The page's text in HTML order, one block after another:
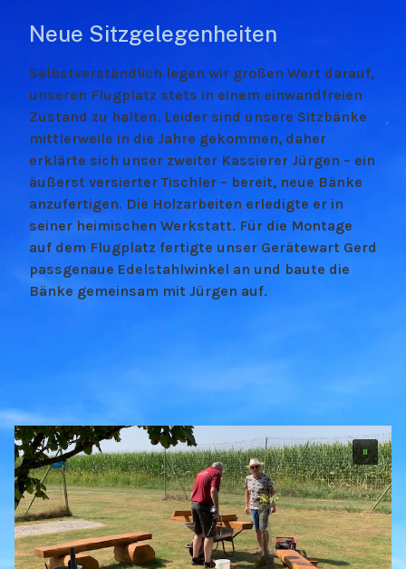
Neue Sitzgelegenheiten
Selbstverständlich legen wir großen Wert darauf,
unseren Flugplatz stets in einem einwandfreien
Zustand zu halten. Leider sind unsere Sitzbänke
mittlerweile in die Jahre gekommen, daher
erklärte sich unser zweiter Kassierer Jürgen – ein
äußerst versierter Tischler – bereit, neue Bänke
anzufertigen. Die Holzarbeiten erledigte er in
seiner heimischen Werkstatt. Für die Montage
auf dem Flugplatz fertigte unser Gerätewart Gerd
passgenaue Edelstahlwinkel an und baute die
Bänke gemeinsam mit Jürgen auf.